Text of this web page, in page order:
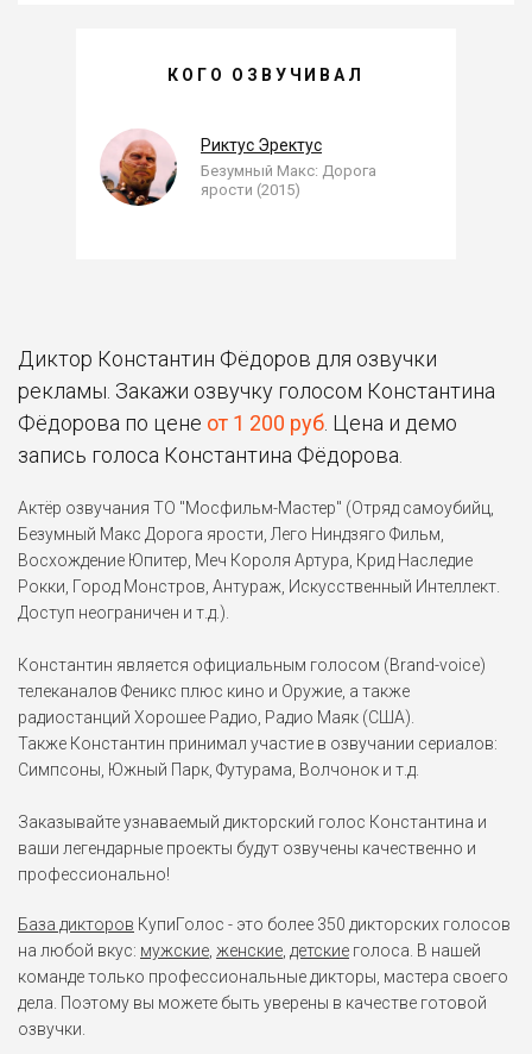
КОНСТАНТИН ФЁДОРОВ —
КОГО ОЗВУЧИВАЛ
Риктус Эректус
Безумный Макс: Дорога
ярости (2015)
Диктор Константин Фёдоров для озвучки
рекламы. Закажи озвучку голосом Константина
Фёдорова по цене от 1 200 руб . Цена и демо
запись голоса Константина Фёдорова.
Актёр озвучания ТО "Мосфильм-Мастер" (Отряд самоубийц,
Безумный Макс Дорога ярости, Лего Ниндзяго Фильм,
Восхождение Юпитер, Меч Короля Артура, Крид Наследие
Рокки, Город Монстров, Антураж, Искусственный Интеллект.
Доступ неограничен и т.д.).
Константин является официальным голосом (Brand-voice)
телеканалов Феникс плюс кино и Оружие, а также
радиостанций Хорошее Радио, Радио Маяк (США).
Также Константин принимал участие в озвучании сериалов:
Симпсоны, Южный Парк, Футурама, Волчонок и т.д.
Заказывайте узнаваемый дикторский голос Константина и
ваши легендарные проекты будут озвучены качественно и
профессионально!
База дикторов КупиГолос - это более 350 дикторских голосов
на любой вкус: мужские женские детские голоса. В нашей
команде только профессиональные дикторы, мастера своего
дела. Поэтому вы можете быть уверены в качестве готовой
озвучки.